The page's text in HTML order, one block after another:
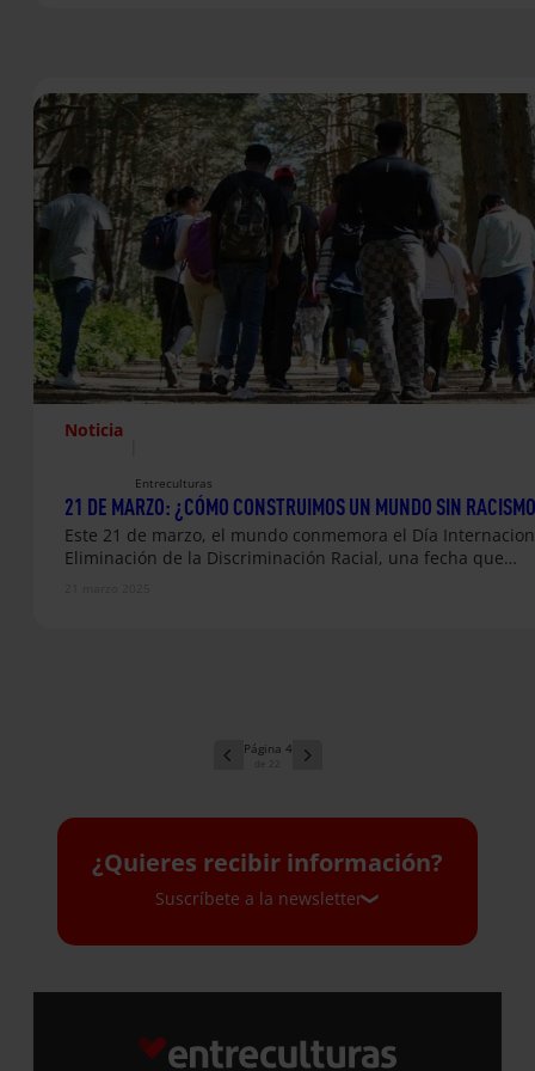
Noticia
Entreculturas
21 DE MARZO: ¿CÓMO CONSTRUIMOS UN MUNDO SIN
Este 21 de marzo, el mundo conmemora el Día
Eliminación de la Discriminación Racial, una fecha que…
4
¿Quieres recibir información?
Suscríbete a la newsletter
Si quieres recibir nuestra newsletter